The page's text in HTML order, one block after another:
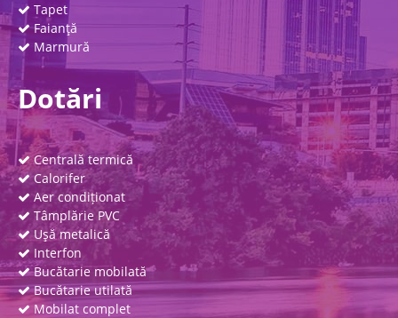
Tapet
Faianţă
Marmură
Dotări
Centrală termică
Calorifer
Aer condiționat
Tâmplărie PVC
Uşă metalică
Interfon
Bucătarie mobilată
Bucătarie utilată
Mobilat complet